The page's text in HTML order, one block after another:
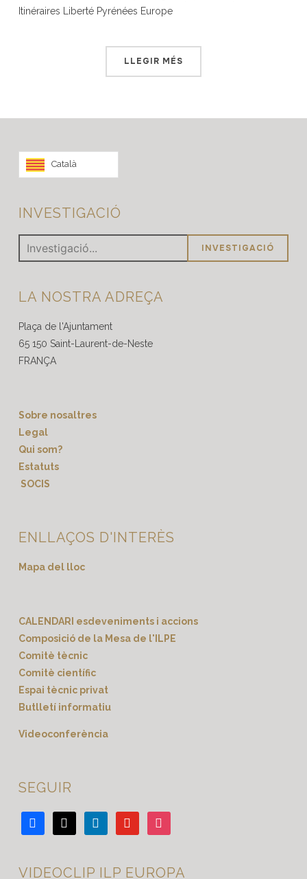
Itinéraires Liberté Pyrénées Europe
LLEGIR MÉS
Català
INVESTIGACIÓ
Investigació:
LA NOSTRA ADREÇA
Plaça de l'Ajuntament
65 150 Saint-Laurent-de-Neste
FRANÇA
Sobre nosaltres
Legal
Qui som?
Estatuts
SOCIS
ENLLAÇOS D'INTERÈS
Mapa del lloc
CALENDARI esdeveniments i accions
Composició de la Mesa de l'ILPE
Comitè tècnic
Comitè científic
Espai tècnic privat
Butlletí informatiu
Videoconferència
SEGUIR
Més
informació
LinkedIn Youtube Indonèsia
VIDEOCLIP ILP EUROPA